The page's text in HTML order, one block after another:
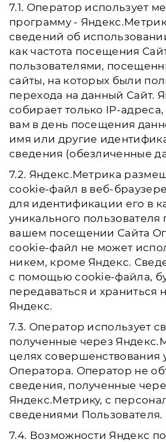
7.1. Оператор использует
программу -
сведений об
как частота посещения
пользователями,
сайты, на которых были
перехода на данный Сайт.
собирает только IP-
вам в день посещения
имя или другие
сведения (обезличенные
7.2. Яндекс.Метрика
cookie-файл в веб-
для идентификации его в
уникального
вашем посещении Сайта
cookie-файл не может
никем, кроме Яндекс.
с помощью cookie-файла,
передаваться и храниться
Яндекс.
7.3. Оператор использует
полученные через
целях совершенствования
Оператора. Оператор не
сведения, полученные
Яндекс.Метрику, с
сведениями Пользователя.
7.4. Возможности Яндекс